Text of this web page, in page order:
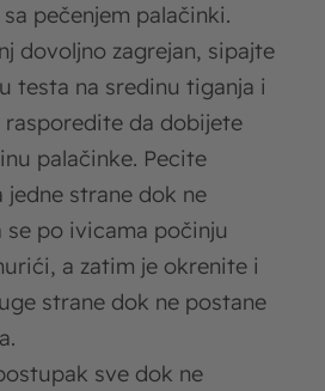
pečenjem palačinki.
dovoljno zagrejan, sipajte
testa na sredinu tiganja i
rasporedite da dobijete
palačinke. Pecite
jedne strane dok ne
po ivicama počinju
a zatim je okrenite i
strane dok ne postane
sve dok ne